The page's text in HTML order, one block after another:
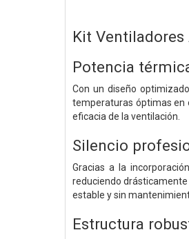
Kit Ventiladores
Potencia
Con un diseño
temperaturas óptimas en
eficacia de la ventilación.
Silencio
Gracias a la
reduciendo
estable y sin
Estructura